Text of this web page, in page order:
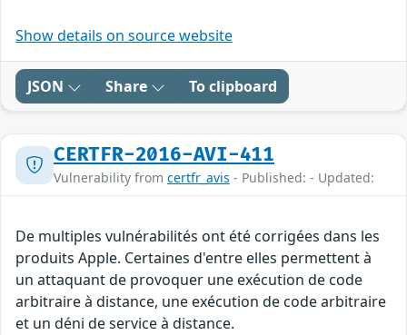
Show details on source website
JSON Share To clipboard
CERTFR-2016-AVI-411
Vulnerability from certfr_avis - Published: - Updated:
De multiples vulnérabilités ont été corrigées dans les
produits Apple. Certaines d'entre elles permettent à
un attaquant de provoquer une exécution de code
arbitraire à distance, une exécution de code arbitraire
et un déni de service à distance.